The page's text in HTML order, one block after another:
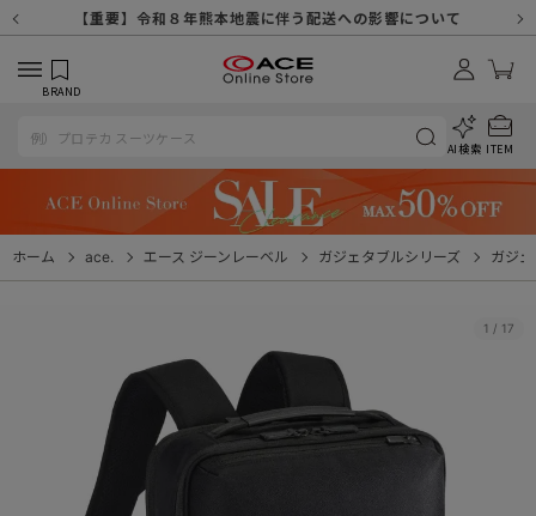
【重要】8/11（火・祝）休業及び配送スケジュールについて
【重要】令和８年熊本地震に伴う配送への影響について
【重要】納品書・領収書ペーパーレス化（電子化）のお知らせ
【重要】天候不良や交通状況・物量増等に伴う配送への影響について
【重要】悪質な詐欺サイトにご注意ください
【重要】各種メールが届かない場合に関しまして
【重要】お問い合わせのご対応に関しまして
【重要】SNSのなりすまし詐欺にご注意ください
BRAND
AI検索 ITEM
ホーム ace. エース ジーンレーベル ガジェタブルシリーズ ガジ
1 / 17